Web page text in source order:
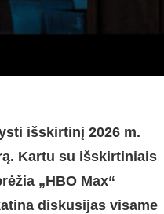
išskirtinį 2026 m.
Kartu su išskirtiniais
„HBO Max“
diskusijas visame